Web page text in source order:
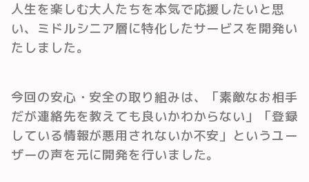
人生を楽しむ大人たちを本気で応援したいと思
い、ミドルシニア層に特化したサービスを開発い
たしました。
今回の安心・安全の取り組みは、「素敵なお相手
だが連絡先を教えても良いかわからない」「登録
している情報が悪用されないか不安」というユー
ザーの声を元に開発を行いました。